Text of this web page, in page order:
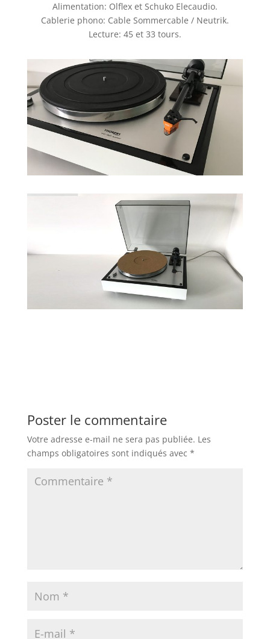
Alimentation: Olflex et Schuko Elecaudio.
Cablerie phono: Cable Sommercable / Neutrik.
Lecture: 45 et 33 tours.
Poster le commentaire
Votre adresse e-mail ne sera pas publiée. Les
champs obligatoires sont indiqués avec *